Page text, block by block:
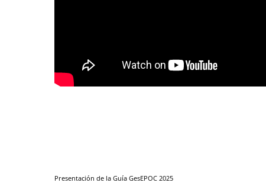
Presentación de la Guía GesEPOC 2025